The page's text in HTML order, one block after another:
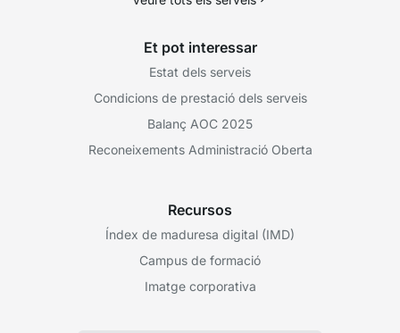
Et pot interessar
Estat dels serveis
Condicions de prestació dels serveis
Balanç AOC 2025
Reconeixements Administració Oberta
Recursos
Índex de maduresa digital (IMD)
Campus de formació
Imatge corporativa